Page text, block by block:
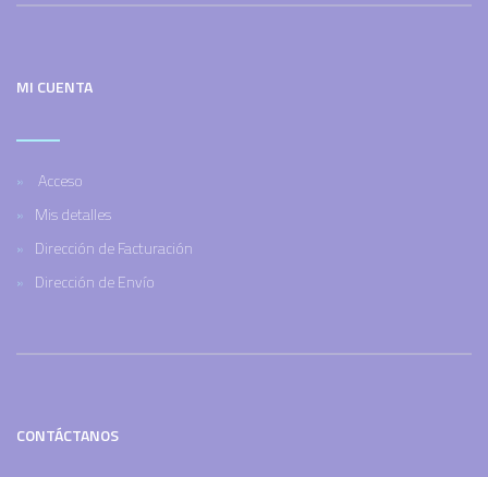
MI CUENTA
Acceso
Mis detalles
Dirección de Facturación
Dirección de Envío
CONTÁCTANOS